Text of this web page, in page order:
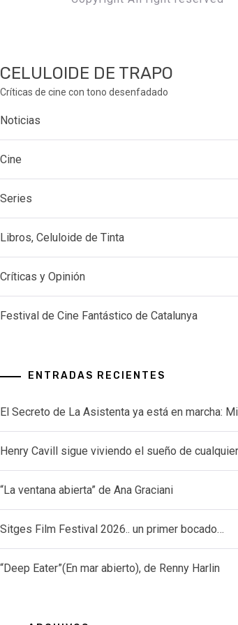
CELULOIDE DE TRAPO
Críticas de cine con tono desenfadado
Noticias
Cine
Series
Libros, Celuloide de Tinta
Críticas y Opinión
Festival de Cine Fantástico de Catalunya
ENTRADAS RECIENTES
El Secreto de La Asistenta ya está en marcha:
Henry Cavill sigue viviendo el sueño de
“La ventana abierta” de Ana Graciani
Sitges Film Festival 2026.. un primer bocado…
“Deep Eater”(En mar abierto), de Renny Harlin